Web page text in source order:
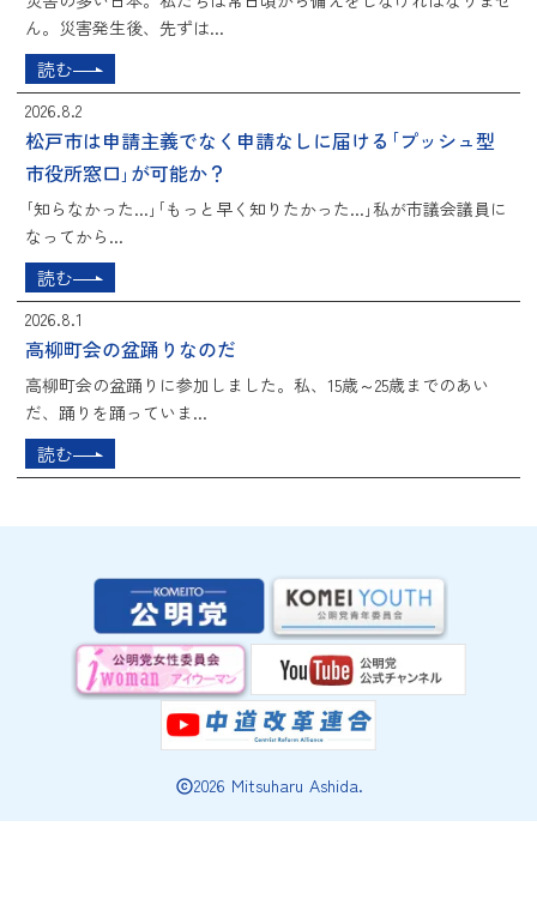
ん。災害発生後、先ずは...
読む
2026.8.2
松戸市は申請主義でなく申請なしに届ける｢プッシュ型
市役所窓口｣が可能か？
｢知らなかった...｣｢もっと早く知りたかった...｣私が市議会議員に
なってから...
読む
2026.8.1
高柳町会の盆踊りなのだ
高柳町会の盆踊りに参加しました。私、15歳～25歳までのあい
だ、踊りを踊っていま...
読む
copyright2026 Mitsuharu Ashida.